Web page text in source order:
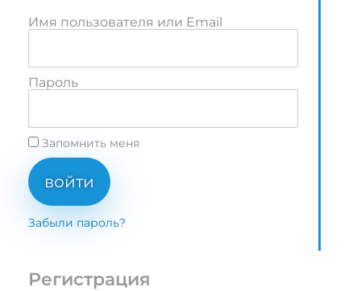
Имя пользователя или Email
Пароль
Запомнить меня
войти
Забыли пароль?
Регистрация